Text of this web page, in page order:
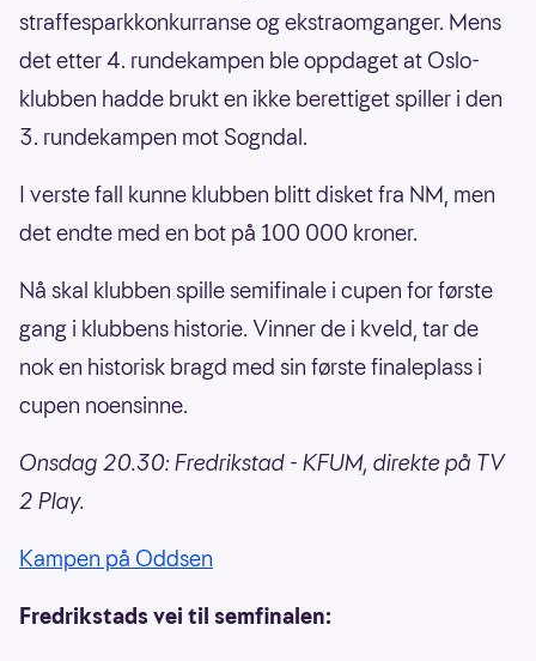
straffesparkkonkurranse og ekstraomganger. Mens
det etter 4. rundekampen ble oppdaget at Oslo-
klubben hadde brukt en ikke berettiget spiller i den
3. rundekampen mot Sogndal.
I verste fall kunne klubben blitt disket fra NM, men
det endte med en bot på 100 000 kroner.
Nå skal klubben spille semifinale i cupen for første
gang i klubbens historie. Vinner de i kveld, tar de
nok en historisk bragd med sin første finaleplass i
cupen noensinne.
Onsdag 20.30: Fredrikstad - KFUM, direkte på TV
2 Play.
Kampen på Oddsen
Fredrikstads vei til semfinalen: